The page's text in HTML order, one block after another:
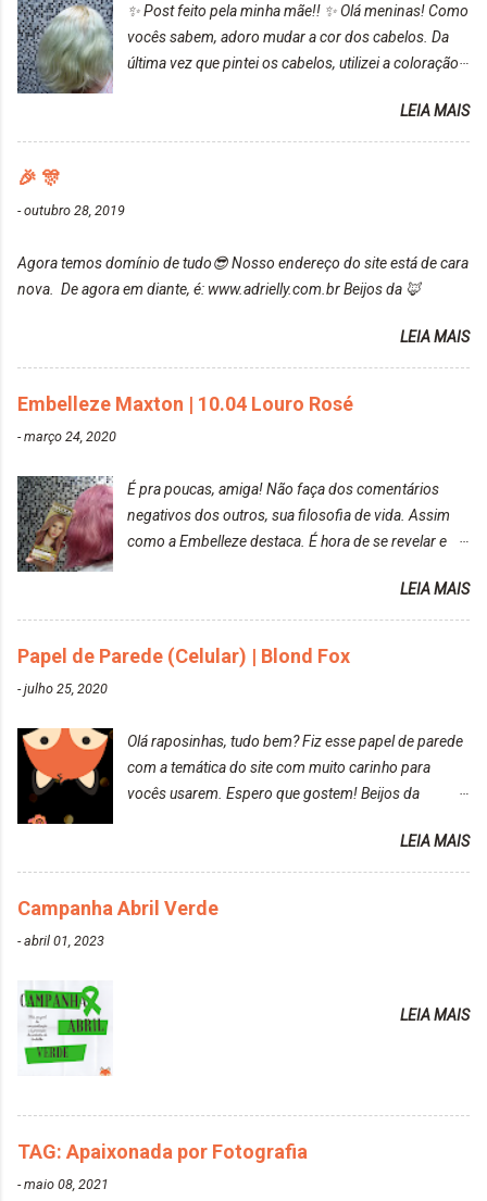
tinta ficava manchado. Meu banheiro inteiro ficou
rosa, minha mão, meu corpo todo, porém, ela tem
uma fixação muito boa (Deu para perceber kkk) Sem
✨ Post feito pela minha mãe!! ✨ Olá meninas! Como
vocês sabem, adoro mudar a cor dos cabelos. Da
última vez que pintei os cabelos, utilizei a coloração
ressaltar que meu cabelo estava platinado. O tom
ficou um rosa antigo, cobriu muito bem e não
de inúmeras lavagens, meu cabelo teve um bom
desbotamento da cor, ele ficou um rosa bem suave,
DekapColor. Adorei o resultado da limpeza. Ficou
DekapColor "Minha mãe é lindaaaaa" Para quem
não conhece, o DekapColor é um p...
LEIA MAIS
🎉 🎊
-outubro 28, 2019
Agora temos domínio de tudo😎 Nosso endereço do site está de cara
nova. De agora em diante, é: www.adrielly.com.br Beijos da 🦊
LEIA MAIS
Embelleze Maxton | 10.04 Louro Rosé
-março 24, 2020
É pra poucas, amiga! Não faça dos comentários
negativos dos outros, sua filosofia de vida. Assim
como a Embelleze destaca. É hora de se revelar e
vip Maxton liberdade para ser mais você Loiro Rosé
10.04. Após 30 minutos no cabelo, retirei o excesso
da tintura no banho e notei que os fios estavam
ressecados (Já ensinamos aqui no site, uma
caseira-cronograma-capilar.html ). Foi difícil retirar o
excesso. É uma tintura fácil de aplicar, o cheiro é
agradável. Cabelo antes da descoloração da raiz:
LIBERDADE PARA SER MAIS VOCÊ 10.04 LOURO
LEIA MAIS
Papel de Parede (Celular) | Blond Fox
-julho 25, 2020
Olá raposinhas, tudo bem? Fiz esse papel de parede
com a temática do site com muito carinho para
vocês usarem. Espero que gostem! Beijos da
LEIA MAIS
Campanha Abril Verde
-abril 01, 2023
LEIA MAIS
TAG: Apaixonada por Fotografia
-maio 08, 2021